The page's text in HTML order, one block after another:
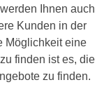
Ihnen auch
Kunden in der
Möglichkeit eine
finden ist es, die
zu finden.